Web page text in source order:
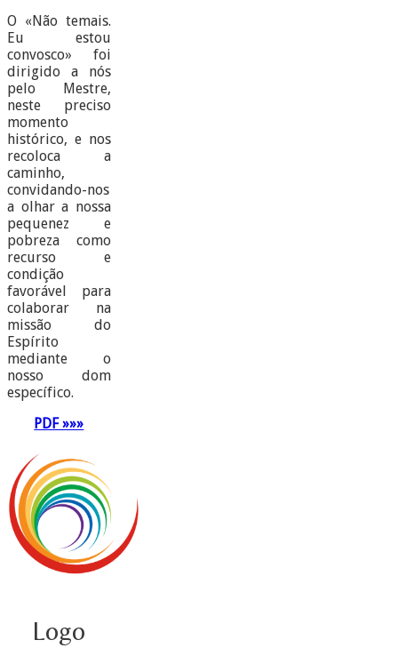
O «Não temais.
Eu estou
convosco» foi
dirigido a nós
pelo Mestre,
neste preciso
momento
histórico, e nos
recoloca a
caminho,
convidando-nos
a olhar a nossa
pequenez e
pobreza como
recurso e
condição
favorável para
colaborar na
missão do
Espírito
mediante o
nosso dom
específico.
PDF »»»
Logo